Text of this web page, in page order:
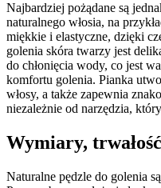
Najbardziej pożądane są
naturalnego włosia, na
miękkie i elastyczne, dzięki
golenia skóra twarzy jest
do chłonięcia wody, co jest
komfortu golenia. Pianka
włosy, a także zapewnia
niezależnie od narzędzia,
Wymiary,
Naturalne pędzle do golenia